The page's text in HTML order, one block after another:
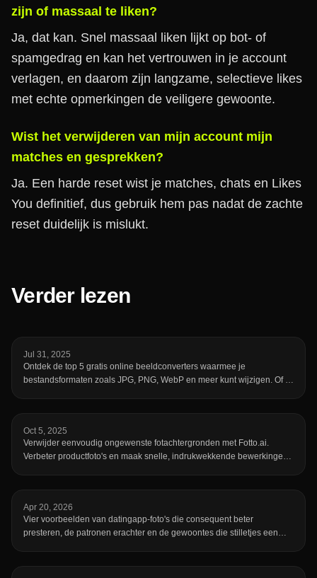
zijn of massaal te liken?
Ja, dat kan. Snel massaal liken lijkt op bot- of
spamgedrag en kan het vertrouwen in je account
verlagen, en daarom zijn langzame, selectieve likes
met echte opmerkingen de veiligere gewoonte.
Wist het verwijderen van mijn account mijn
matches en gesprekken?
Ja. Een harde reset wist je matches, chats en Likes
You definitief, dus gebruik hem pas nadat de zachte
reset duidelijk is mislukt.
Verder lezen
Jul 31, 2025
Ontdek de top 5 gratis online beeldconverters waarmee je
bestandsformaten zoals JPG, PNG, WebP en meer kunt wijzigen. Of je
Oct 5, 2025
Verwijder eenvoudig ongewenste fotachtergronden met Fotto.ai.
Verbeter productfoto's en maak snelle, indrukwekkende bewerkingen,
Apr 20, 2026
Vier voorbeelden van datingapp-foto's die consequent beter
presteren, de patronen erachter en de gewoontes die stilletjes een